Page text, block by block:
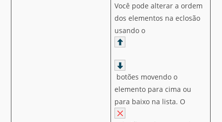
Você pode alterar a ordem
dos elementos na eclosão
usando o
botões movendo o
elemento para cima ou
para baixo na lista. O